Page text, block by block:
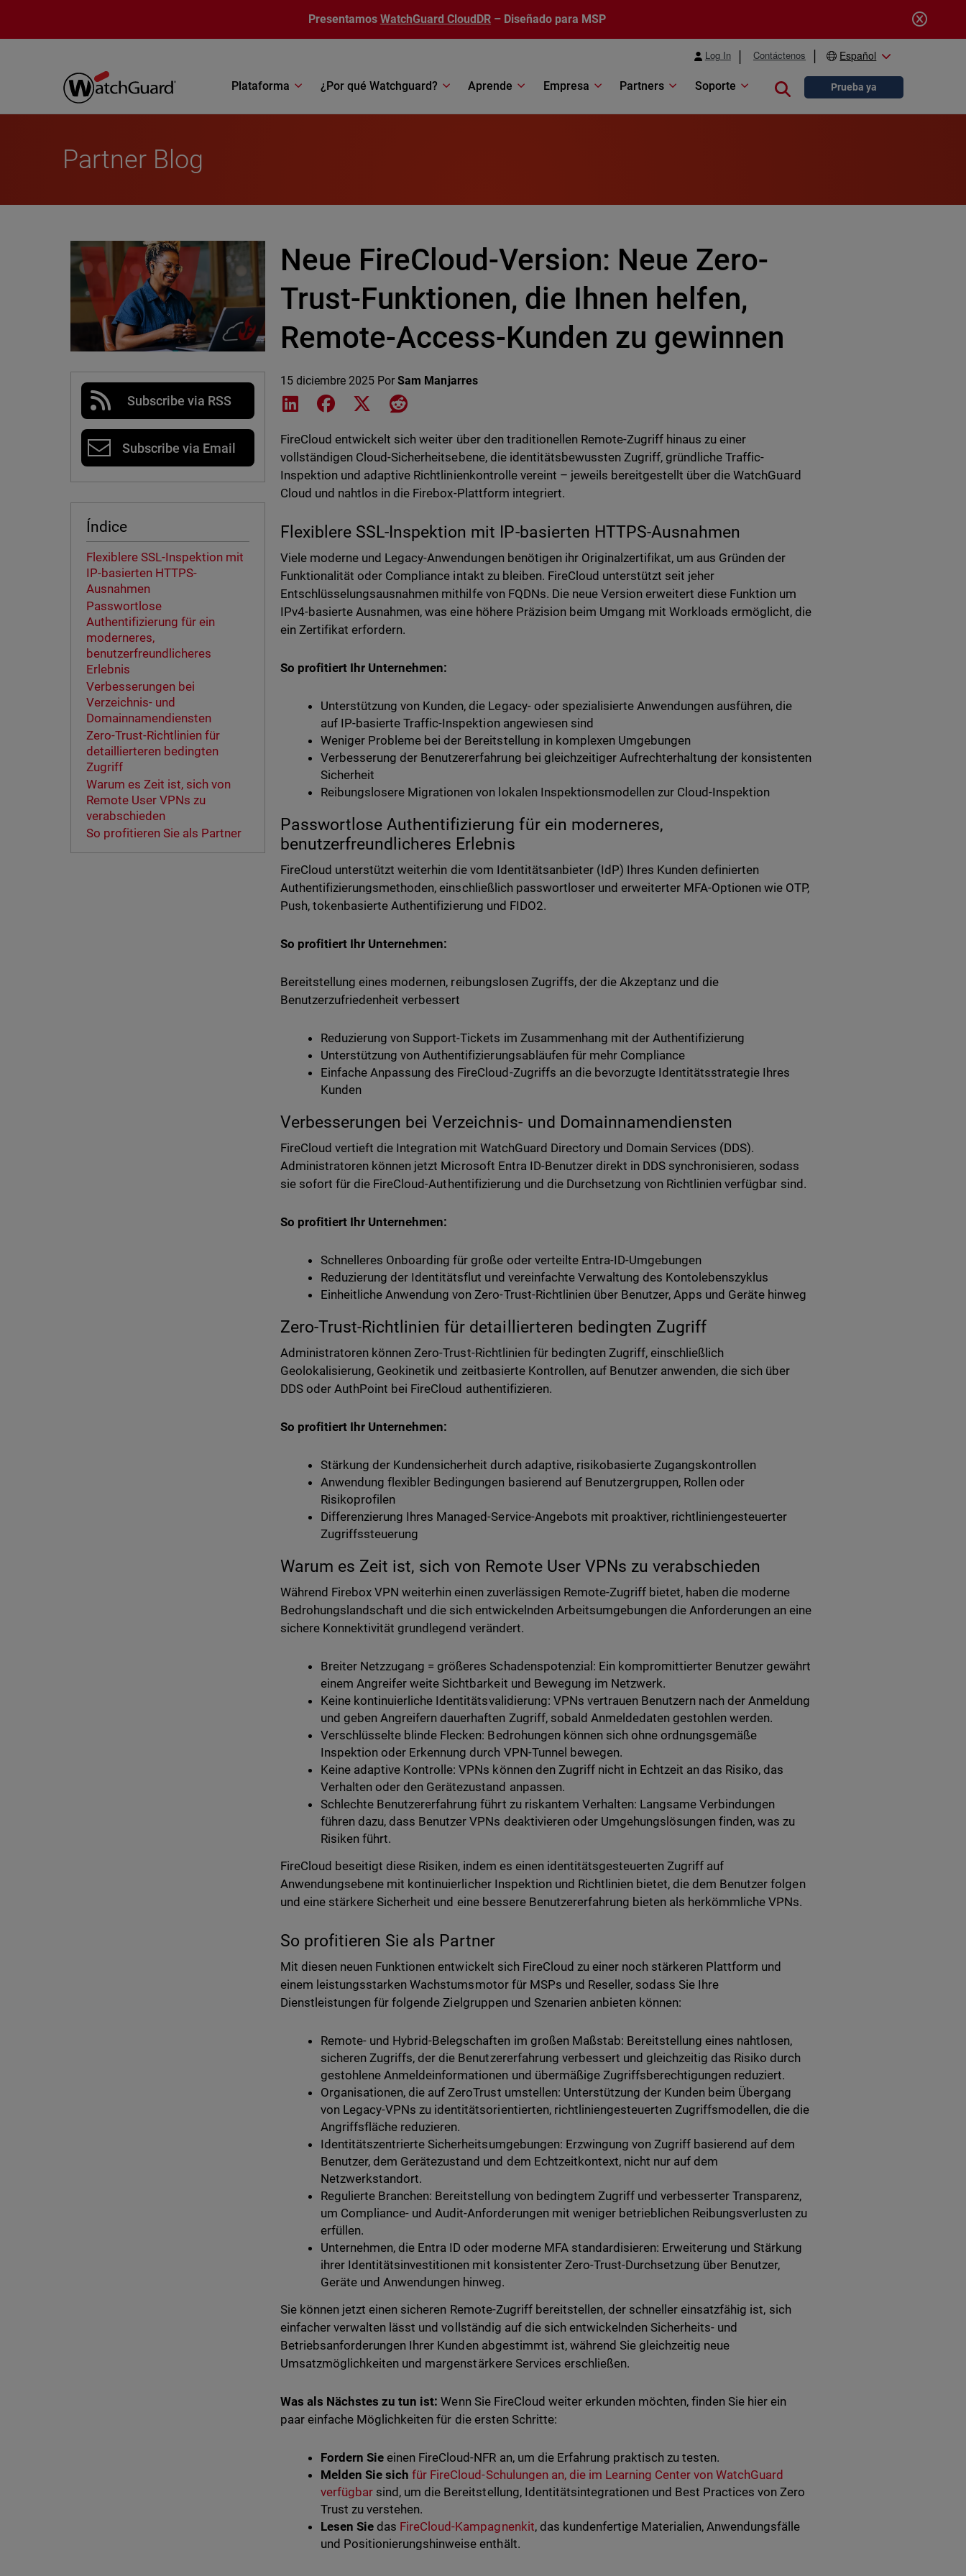
Presentamos WatchGuard CloudDR – Diseñado para MSP
Log In Contáctenos Español
Plataforma ¿Por qué Watchguard? Aprende Empresa Partners Soporte Close searchPrueba ya
Partner Blog
Subscribe via RSS
Subscribe via Email
Índice
Flexiblere SSL-Inspektion mit
IP-basierten HTTPS-
Ausnahmen
Passwortlose
Authentifizierung für ein
moderneres,
benutzerfreundlicheres
Erlebnis
Verbesserungen bei
Verzeichnis- und
Domainnamendiensten
Zero-Trust-Richtlinien für
detaillierteren bedingten
Zugriff
Warum es Zeit ist, sich von
Remote User VPNs zu
verabschieden
So profitieren Sie als Partner
Neue FireCloud-Version: Neue Zero-
Trust-Funktionen, die Ihnen helfen,
Remote-Access-Kunden zu gewinnen
15 diciembre 2025 PorSam Manjarres
Share on LinkedIn
Share on Facebook
Share on XShare on Reddit
FireCloud entwickelt sich weiter über den traditionellen Remote-Zugriff hinaus zu einer
vollständigen Cloud-Sicherheitsebene, die identitätsbewussten Zugriff, gründliche Traffic-
Inspektion und adaptive Richtlinienkontrolle vereint – jeweils bereitgestellt über die WatchGuard
Cloud und nahtlos in die Firebox-Plattform integriert.
Flexiblere SSL-Inspektion mit IP-basierten HTTPS-Ausnahmen
Viele moderne und Legacy-Anwendungen benötigen ihr Originalzertifikat, um aus Gründen der
Funktionalität oder Compliance intakt zu bleiben. FireCloud unterstützt seit jeher
Entschlüsselungsausnahmen mithilfe von FQDNs. Die neue Version erweitert diese Funktion um
IPv4-basierte Ausnahmen, was eine höhere Präzision beim Umgang mit Workloads ermöglicht, die
ein Zertifikat erfordern.
So profitiert Ihr Unternehmen:
Unterstützung von Kunden, die Legacy- oder spezialisierte Anwendungen ausführen, die
auf IP-basierte Traffic-Inspektion angewiesen sind
Weniger Probleme bei der Bereitstellung in komplexen Umgebungen
Verbesserung der Benutzererfahrung bei gleichzeitiger Aufrechterhaltung der konsistenten
Sicherheit
Reibungslosere Migrationen von lokalen Inspektionsmodellen zur Cloud-Inspektion
Passwortlose Authentifizierung für ein moderneres,
benutzerfreundlicheres Erlebnis
FireCloud unterstützt weiterhin die vom Identitätsanbieter (IdP) Ihres Kunden definierten
Authentifizierungsmethoden, einschließlich passwortloser und erweiterter MFA-Optionen wie OTP,
Push, tokenbasierte Authentifizierung und FIDO2.
So profitiert Ihr Unternehmen:
Bereitstellung eines modernen, reibungslosen Zugriffs, der die Akzeptanz und die
Benutzerzufriedenheit verbessert
Reduzierung von Support-Tickets im Zusammenhang mit der Authentifizierung
Unterstützung von Authentifizierungsabläufen für mehr Compliance
Einfache Anpassung des FireCloud-Zugriffs an die bevorzugte Identitätsstrategie Ihres
Kunden
Verbesserungen bei Verzeichnis- und Domainnamendiensten
FireCloud vertieft die Integration mit WatchGuard Directory und Domain Services (DDS).
Administratoren können jetzt Microsoft Entra ID-Benutzer direkt in DDS synchronisieren, sodass
sie sofort für die FireCloud-Authentifizierung und die Durchsetzung von Richtlinien verfügbar sind.
So profitiert Ihr Unternehmen:
Schnelleres Onboarding für große oder verteilte Entra-ID-Umgebungen
Reduzierung der Identitätsflut und vereinfachte Verwaltung des Kontolebenszyklus
Einheitliche Anwendung von Zero-Trust-Richtlinien über Benutzer, Apps und Geräte hinweg
Zero-Trust-Richtlinien für detaillierteren bedingten Zugriff
Administratoren können Zero-Trust-Richtlinien für bedingten Zugriff, einschließlich
Geolokalisierung, Geokinetik und zeitbasierte Kontrollen, auf Benutzer anwenden, die sich über
DDS oder AuthPoint bei FireCloud authentifizieren.
So profitiert Ihr Unternehmen:
Stärkung der Kundensicherheit durch adaptive, risikobasierte Zugangskontrollen
Anwendung flexibler Bedingungen basierend auf Benutzergruppen, Rollen oder
Risikoprofilen
Differenzierung Ihres Managed-Service-Angebots mit proaktiver, richtliniengesteuerter
Zugriffssteuerung
Warum es Zeit ist, sich von Remote User VPNs zu verabschieden
Während Firebox VPN weiterhin einen zuverlässigen Remote-Zugriff bietet, haben die moderne
Bedrohungslandschaft und die sich entwickelnden Arbeitsumgebungen die Anforderungen an eine
sichere Konnektivität grundlegend verändert.
Breiter Netzzugang = größeres Schadenspotenzial: Ein kompromittierter Benutzer gewährt
einem Angreifer weite Sichtbarkeit und Bewegung im Netzwerk.
Keine kontinuierliche Identitätsvalidierung: VPNs vertrauen Benutzern nach der Anmeldung
und geben Angreifern dauerhaften Zugriff, sobald Anmeldedaten gestohlen werden.
Verschlüsselte blinde Flecken: Bedrohungen können sich ohne ordnungsgemäße
Inspektion oder Erkennung durch VPN-Tunnel bewegen.
Keine adaptive Kontrolle: VPNs können den Zugriff nicht in Echtzeit an das Risiko, das
Verhalten oder den Gerätezustand anpassen.
Schlechte Benutzererfahrung führt zu riskantem Verhalten: Langsame Verbindungen
führen dazu, dass Benutzer VPNs deaktivieren oder Umgehungslösungen finden, was zu
Risiken führt.
FireCloud beseitigt diese Risiken, indem es einen identitätsgesteuerten Zugriff auf
Anwendungsebene mit kontinuierlicher Inspektion und Richtlinien bietet, die dem Benutzer folgen
und eine stärkere Sicherheit und eine bessere Benutzererfahrung bieten als herkömmliche VPNs.
So profitieren Sie als Partner
Mit diesen neuen Funktionen entwickelt sich FireCloud zu einer noch stärkeren Plattform und
einem leistungsstarken Wachstumsmotor für MSPs und Reseller, sodass Sie Ihre
Dienstleistungen für folgende Zielgruppen und Szenarien anbieten können:
Remote- und Hybrid-Belegschaften im großen Maßstab: Bereitstellung eines nahtlosen,
sicheren Zugriffs, der die Benutzererfahrung verbessert und gleichzeitig das Risiko durch
gestohlene Anmeldeinformationen und übermäßige Zugriffsberechtigungen reduziert.
Organisationen, die auf ZeroTrust umstellen: Unterstützung der Kunden beim Übergang
von Legacy-VPNs zu identitätsorientierten, richtliniengesteuerten Zugriffsmodellen, die die
Angriffsfläche reduzieren.
Identitätszentrierte Sicherheitsumgebungen: Erzwingung von Zugriff basierend auf dem
Benutzer, dem Gerätezustand und dem Echtzeitkontext, nicht nur auf dem
Netzwerkstandort.
Regulierte Branchen: Bereitstellung von bedingtem Zugriff und verbesserter Transparenz,
um Compliance- und Audit-Anforderungen mit weniger betrieblichen Reibungsverlusten zu
erfüllen.
Unternehmen, die Entra ID oder moderne MFA standardisieren: Erweiterung und Stärkung
ihrer Identitätsinvestitionen mit konsistenter Zero-Trust-Durchsetzung über Benutzer,
Geräte und Anwendungen hinweg.
Sie können jetzt einen sicheren Remote-Zugriff bereitstellen, der schneller einsatzfähig ist, sich
einfacher verwalten lässt und vollständig auf die sich entwickelnden Sicherheits- und
Betriebsanforderungen Ihrer Kunden abgestimmt ist, während Sie gleichzeitig neue
Umsatzmöglichkeiten und margenstärkere Services erschließen.
Was als Nächstes zu tun ist:Wenn Sie FireCloud weiter erkunden möchten, finden Sie hier ein
paar einfache Möglichkeiten für die ersten Schritte:
Fordern Sieeinen FireCloud-NFR an, um die Erfahrung praktisch zu testen.
Melden Sie sich für FireCloud-Schulungen an, die im Learning Center von WatchGuard
verfügbar sind, um die Bereitstellung, Identitätsintegrationen und Best Practices von Zero
Trust zu verstehen.
Lesen Siedas FireCloud-Kampagnenkit, das kundenfertige Materialien, Anwendungsfälle
und Positionierungshinweise enthält.